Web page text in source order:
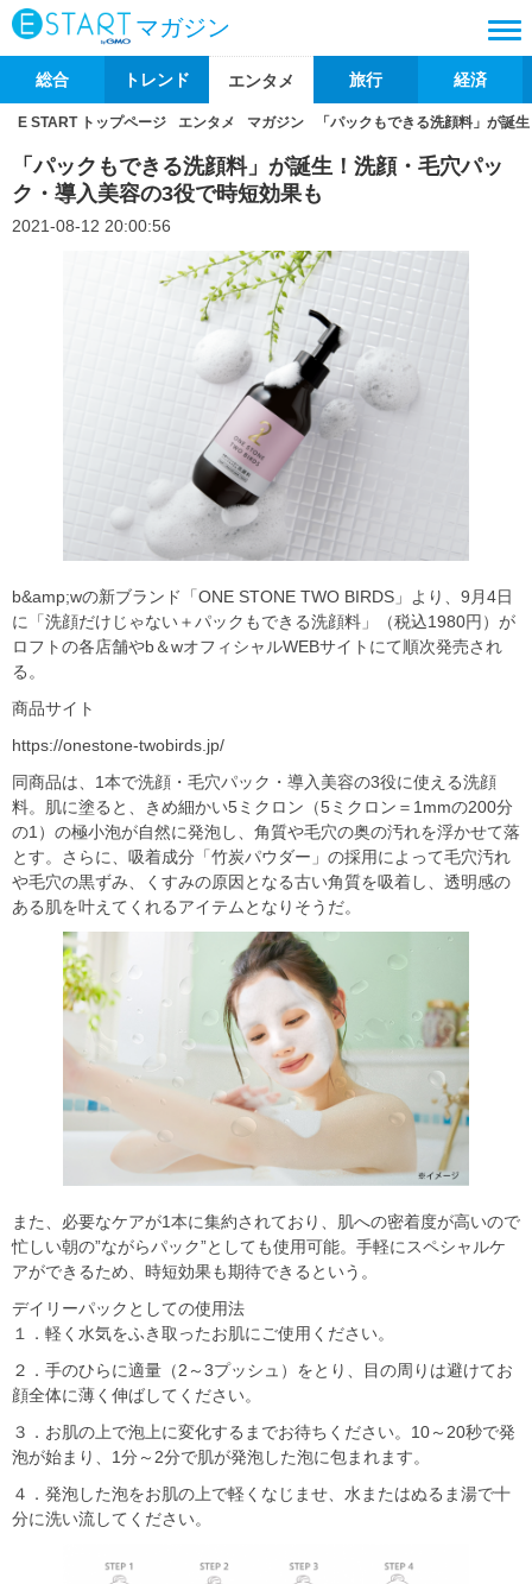
マガジン
総合 トレンド エンタメ 旅行 経済
E START トップページ エンタメ マガジン 「パックもできる洗顔料」が誕
「パックもできる洗顔料」が誕生！洗顔・毛穴パッ
ク・導入美容の3役で時短効果も
2021-08-12 20:00:56
b&amp;wの新ブランド「ONE STONE TWO BIRDS」より、9月4日
に「洗顔だけじゃない＋パックもできる洗顔料」（税込1980円）が
ロフトの各店舗やb＆wオフィシャルWEBサイトにて順次発売され
る。
商品サイト
https://onestone-twobirds.jp/
同商品は、1本で洗顔・毛穴パック・導入美容の3役に使える洗顔
料。肌に塗ると、きめ細かい5ミクロン（5ミクロン＝1mmの200分
の1）の極小泡が自然に発泡し、角質や毛穴の奥の汚れを浮かせて落
とす。さらに、吸着成分「竹炭パウダー」の採用によって毛穴汚れ
や毛穴の黒ずみ、くすみの原因となる古い角質を吸着し、透明感の
ある肌を叶えてくれるアイテムとなりそうだ。
また、必要なケアが1本に集約されており、肌への密着度が高いので
忙しい朝の”ながらパック”としても使用可能。手軽にスペシャルケ
アができるため、時短効果も期待できるという。
デイリーパックとしての使用法
１．軽く水気をふき取ったお肌にご使用ください。
２．手のひらに適量（2～3プッシュ）をとり、目の周りは避けてお
顔全体に薄く伸ばしてください。
３．お肌の上で泡上に変化するまでお待ちください。10～20秒で発
泡が始まり、1分～2分で肌が発泡した泡に包まれます。
４．発泡した泡をお肌の上で軽くなじませ、水またはぬるま湯で十
分に洗い流してください。